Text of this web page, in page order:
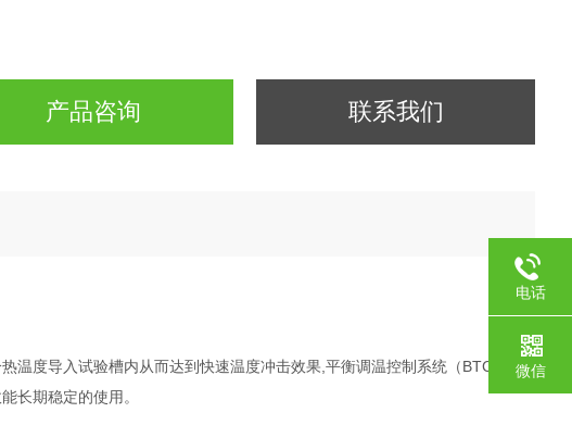
产品咨询 联系我们
温度导入试验槽内从而达到快速温度冲击效果,平衡调温控制系统（BTC） 特
长期稳定的使用。
电话
微信